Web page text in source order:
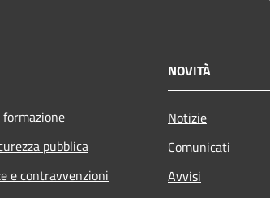
formazione
pubblica
e contravvenzioni
NOVITÀ
Notizie
Comunicati
Avvisi